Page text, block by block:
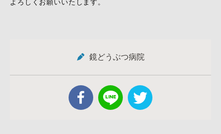
よろしくお願いいたします。
鏡どうぶつ病院